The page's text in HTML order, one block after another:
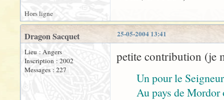
Hors ligne
25-05-2004 13:41
Dragon Sacquet
Lieu : Angers
Inscription : 2002
Messages : 227
petite contribution (je
Un pour le
Au pays de Mordor